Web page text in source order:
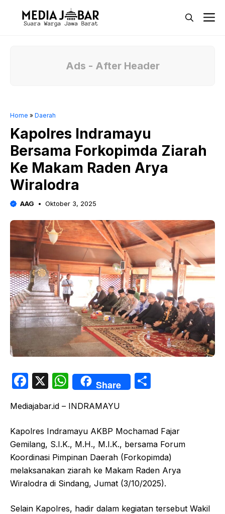
Ads - After Header
Home » Daerah
Kapolres Indramayu
Bersama Forkopimda Ziarah
Ke Makam Raden Arya
Wiralodra
AAG Oktober 3, 2025
F
c
e
b
o
o
k
X
W
h
at
s
A
p
p
Share
e
Mediajabar.id – INDRAMAYU
Kapolres Indramayu AKBP Mochamad Fajar
Gemilang, S.I.K., M.H., M.I.K., bersama Forum
Koordinasi Pimpinan Daerah (Forkopimda)
melaksanakan ziarah ke Makam Raden Arya
Wiralodra di Sindang, Jumat (3/10/2025).
Selain Kapolres, hadir dalam kegiatan tersebut Wakil